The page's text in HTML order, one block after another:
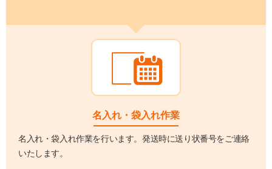
名入れ・袋入れ作業
名入れ・袋入れ作業を行います。発送時に送り状番号をご連絡
いたします。